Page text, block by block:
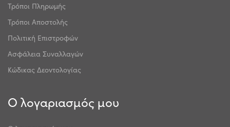
Τρόποι Πληρωμής
Τρόποι Αποστολής
Πολιτική Επιστροφών
Ασφάλεια Συναλλαγών
Κώδικας Δεοντολογίας
Ο λογαριασμός μου